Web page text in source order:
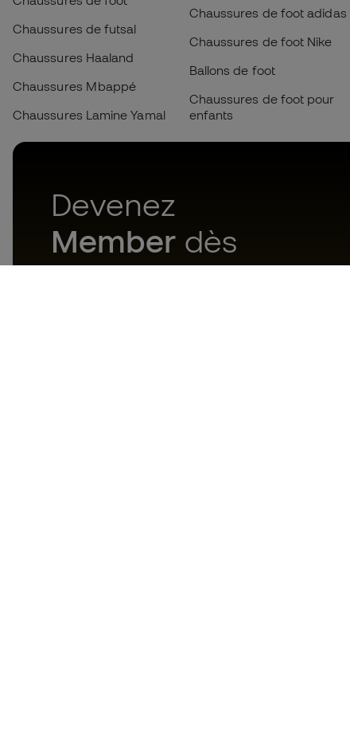
Chaussures de futsal
Chaussures Haaland
Chaussures Mbappé
Chaussures Lamine Yamal
Chaussures de foot adidas
Chaussures de foot Nike
Ballons de foot
Chaussures de foot pour
enfants
Devenez
Member dès
maintenant